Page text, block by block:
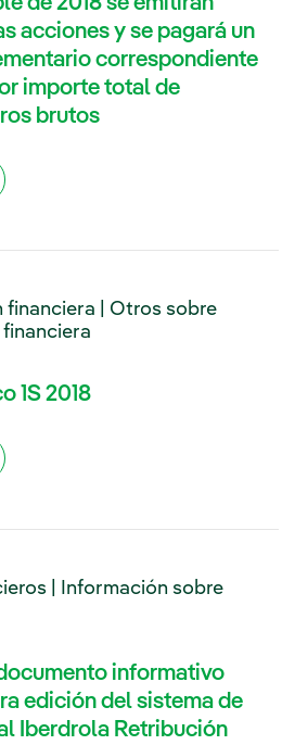
acciones y se pagará un
correspondiente
importe total de
brutos
financiera | Otros sobre
1S 2018
| Información sobre
informativo
edición del sistema de
Iberdrola Retribución